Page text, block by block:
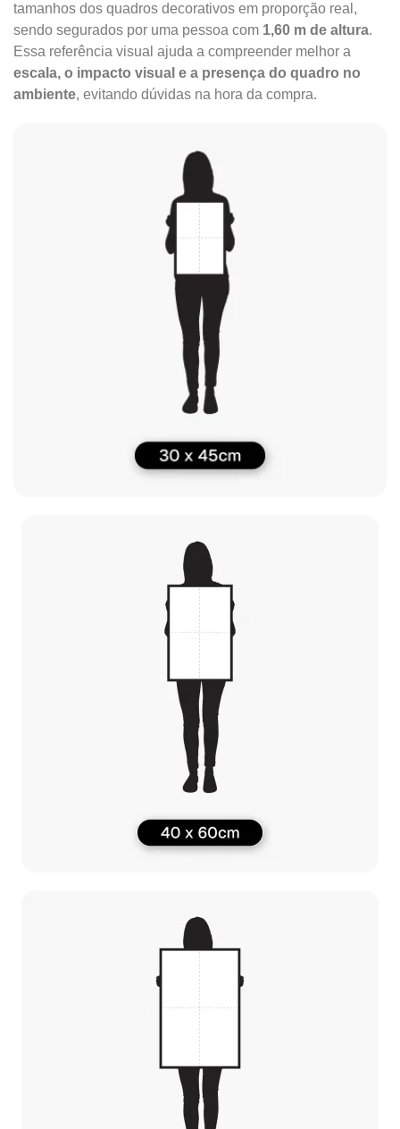
tamanhos dos quadros decorativos em proporção real,
sendo segurados por uma pessoa com 1,60 m de altura.
Essa referência visual ajuda a compreender melhor a
escala, o impacto visual e a presença do quadro no
ambiente, evitando dúvidas na hora da compra.